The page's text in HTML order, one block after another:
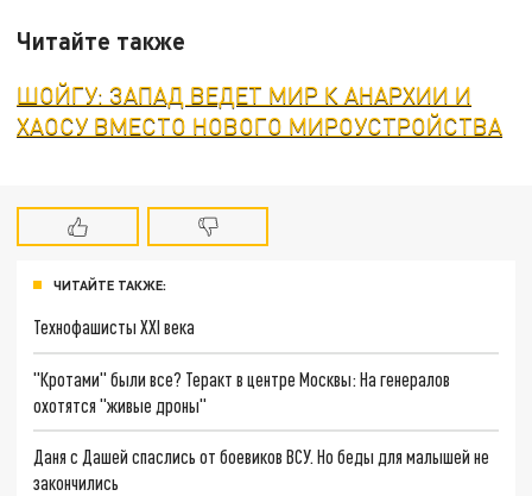
Читайте также
ШОЙГУ: ЗАПАД ВЕДЕТ МИР К АНАРХИИ И
ХАОСУ ВМЕСТО НОВОГО МИРОУСТРОЙСТВА
ЧИТАЙТЕ ТАКЖЕ:
Технофашисты XXI века
"Кротами" были все? Теракт в центре Москвы: На генералов
охотятся "живые дроны"
Даня с Дашей спаслись от боевиков ВСУ. Но беды для малышей не
закончились